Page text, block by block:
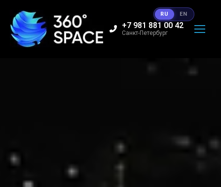
+7 981 881 00 42
Санкт-Петербург
RU EN